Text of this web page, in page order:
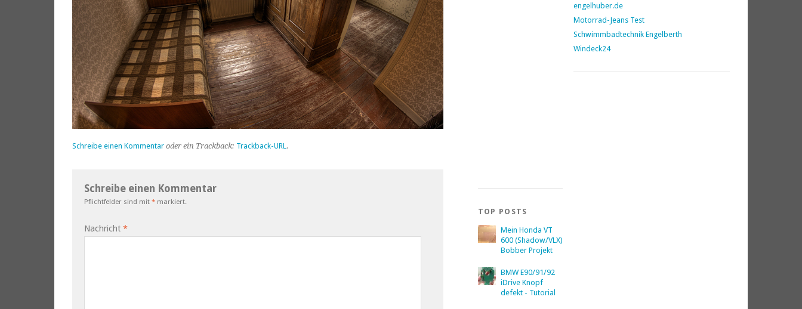
Schreibe einen Kommentar oder ein Trackback: Trackback-URL.
Schreibe einen Kommentar
Pflichtfelder sind mit * markiert.
Nachricht *
TOP POSTS
Mein Honda VT
600 (Shadow/VLX)
Bobber Projekt
BMW E90/91/92
iDrive Knopf
defekt - Tutorial
engelhuber.de
Motorrad-Jeans Test
Schwimmbadtechnik Engelberth
Windeck24